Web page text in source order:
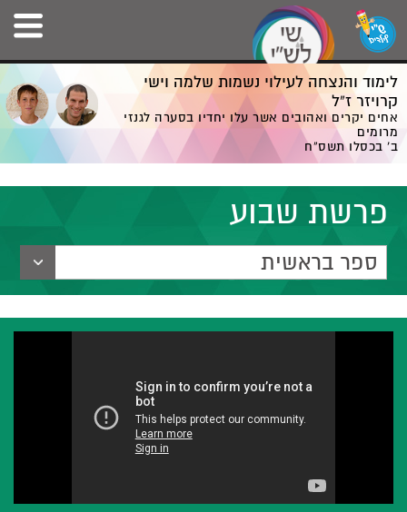
לימוד והנצחה לעילוי נשמות שלמה וישי
קרויזר ז”ל
אחים יקרים ואהובים אשר עלו יחדיו בסערה לגנזי
מרומים
ב' בכסלו תשס”ח
פרשת שבוע
ספר בראשית